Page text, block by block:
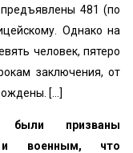
481 (по
Однако на
человек, пятеро
заключения, от
[...]
призваны
и военным, что